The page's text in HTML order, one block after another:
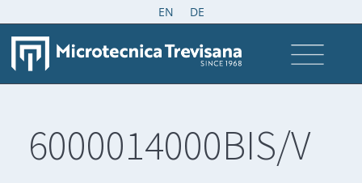
EN DE
6000014000BIS/V